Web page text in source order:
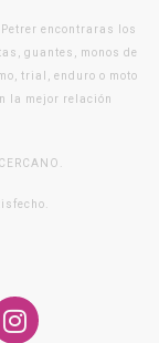
Petrer encontraras los
guantes, monos de
trial, enduro o moto
la mejor relación